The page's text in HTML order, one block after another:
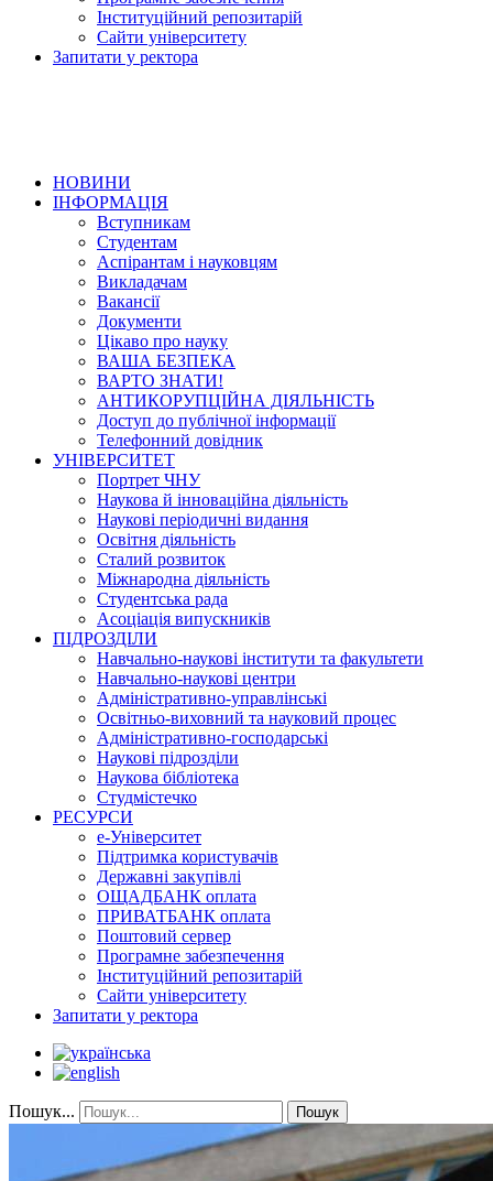
Інституційний репозитарій
Сайти університету
Запитати у ректора
НОВИНИ
ІНФОРМАЦІЯ
Вступникам
Студентам
Аспірантам і науковцям
Викладачам
Вакансії
Документи
Цікаво про науку
ВАША БЕЗПЕКА
ВАРТО ЗНАТИ!
АНТИКОРУПЦІЙНА ДІЯЛЬНІСТЬ
Доступ до публічної інформації
Телефонний довідник
УНІВЕРСИТЕТ
Портрет ЧНУ
Наукова й інноваційна діяльність
Наукові періодичні видання
Освітня діяльність
Сталий розвиток
Міжнародна діяльність
Студентська рада
Асоціація випускників
ПІДРОЗДІЛИ
Навчально-наукові інститути та факультети
Навчально-наукові центри
Адміністративно-управлінські
Освітньо-виховний та науковий процес
Адміністративно-господарські
Наукові підрозділи
Наукова бібліотека
Студмістечко
РЕСУРСИ
е-Університет
Підтримка користувачів
Державні закупівлі
ОЩАДБАНК оплата
ПРИВАТБАНК оплата
Поштовий сервер
Програмне забезпечення
Інституційний репозитарій
Сайти університету
Запитати у ректора
Пошук... Пошук